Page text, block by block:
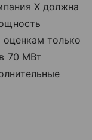
X должна
только
70 МВт